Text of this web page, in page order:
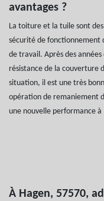
avantages ?
La toiture et la tuile sont
sécurité de fonctionnement
de travail. Après des
résistance de la couverture
situation, il est une très
opération de remaniement
une nouvelle performance
À Hagen, 57570,